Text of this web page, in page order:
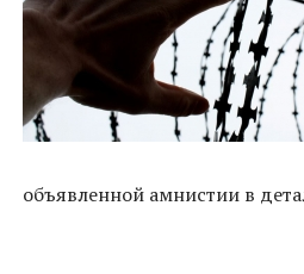
объявленной амнистии в